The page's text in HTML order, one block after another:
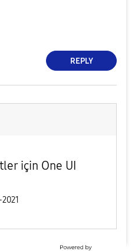
REPLY
için One UI